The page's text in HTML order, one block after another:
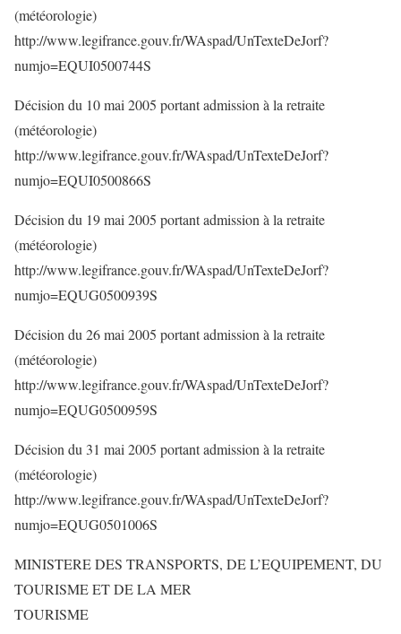
(météorologie)
http://www.legifrance.gouv.fr/WAspad/UnTexteDeJorf?
numjo=EQUI0500744S
Décision du 10 mai 2005 portant admission à la retraite
(météorologie)
http://www.legifrance.gouv.fr/WAspad/UnTexteDeJorf?
numjo=EQUI0500866S
Décision du 19 mai 2005 portant admission à la retraite
(météorologie)
http://www.legifrance.gouv.fr/WAspad/UnTexteDeJorf?
numjo=EQUG0500939S
Décision du 26 mai 2005 portant admission à la retraite
(météorologie)
http://www.legifrance.gouv.fr/WAspad/UnTexteDeJorf?
numjo=EQUG0500959S
Décision du 31 mai 2005 portant admission à la retraite
(météorologie)
http://www.legifrance.gouv.fr/WAspad/UnTexteDeJorf?
numjo=EQUG0501006S
MINISTERE DES TRANSPORTS, DE L’EQUIPEMENT, DU
TOURISME ET DE LA MER
TOURISME